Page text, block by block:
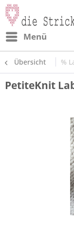
Menü
Übersicht %
PetiteKnit